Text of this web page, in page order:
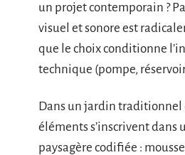
un projet contemporain ?
visuel et sonore est
que le choix conditionne
technique (pompe,
Dans un jardin traditionnel
éléments s’inscrivent dans
paysagère codifiée :